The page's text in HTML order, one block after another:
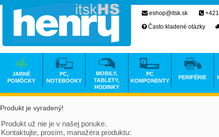
Produkt je vyradený!
Produkt už nie je v našej ponuke.
Kontaktujte, prosím, manažéra produktu:
eshop@itsk.sk
Často kladené otázky
JARNÉ
POMÔCKY
PC,
NOTEBOOKY
MOBILY,
TABLETY,
HODINKY
PC
KOMPONENTY
PERIFÉRIE